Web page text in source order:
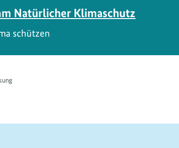
Natürlicher Klimaschutz
schützen